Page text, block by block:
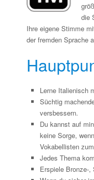
die
Ihre eigene Stimme
der fremden Sprache
Lerne Italienisch
Süchtig
versbessern.
Du kannst auf
keine Sorge,
Vokabellisten
Jedes Thema
Erspiele Bronze-,